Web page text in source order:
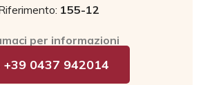
155-12
per informazioni
+39 0437 942014